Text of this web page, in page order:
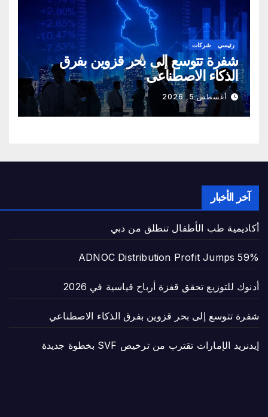
رئيسي شركات
شفرة تتوسع إلى بحر قزوين بفرق
الذكاء الاصطناعي
أغسطس 5, 2026
آخر الأخبار
أكاديمية طب الأطفال تنطلق من دبي
ADNOC Distribution Profit Jumps 59%
أدنوك للتوزيع تحقق قفزة أرباح قياسية في 2026
شفرة تتوسع إلى بحر قزوين بفرق الذكاء الاصطناعي
إيدنريد الإمارات تقترب من ترخيص SVF بخطوة جديدة